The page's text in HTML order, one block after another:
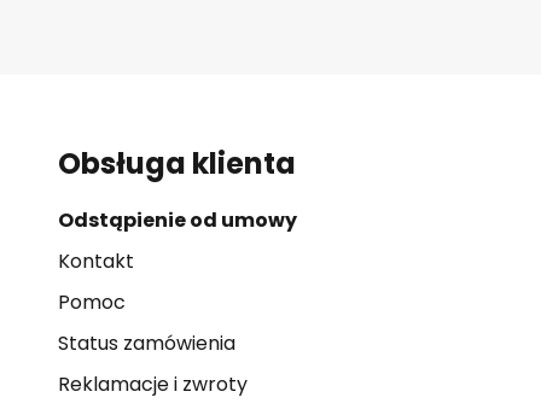
Obsługa klienta
Odstąpienie od umowy
Kontakt
Pomoc
Status zamówienia
Reklamacje i zwroty